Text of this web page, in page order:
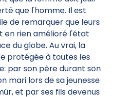
que l'homme. Il est
de remarquer que leurs
en rien amélioré l'état
du globe. Au vrai, la
protégée à toutes les
par son père durant son
mari lors de sa jeunesse
et par ses fils devenus